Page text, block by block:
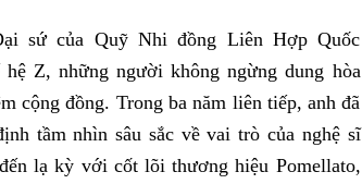
sứ của Quỹ Nhi đồng Liên Hợp Quốc
Z, những người không ngừng dung hòa
cộng đồng. Trong ba năm liên tiếp, anh đã
tầm nhìn sâu sắc về vai trò của nghệ sĩ
lạ kỳ với cốt lõi thương hiệu Pomellato,